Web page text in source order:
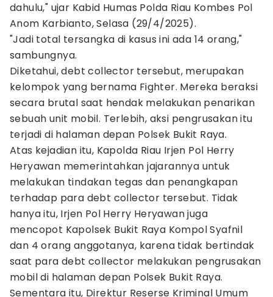
dahulu," ujar Kabid Humas Polda Riau Kombes Pol
Anom Karbianto, Selasa (29/4/2025).
"Jadi total tersangka di kasus ini ada 14 orang,"
sambungnya.
Diketahui, debt collector tersebut, merupakan
kelompok yang bernama Fighter. Mereka beraksi
secara brutal saat hendak melakukan penarikan
sebuah unit mobil. Terlebih, aksi pengrusakan itu
terjadi di halaman depan Polsek Bukit Raya.
Atas kejadian itu, Kapolda Riau Irjen Pol Herry
Heryawan memerintahkan jajarannya untuk
melakukan tindakan tegas dan penangkapan
terhadap para debt collector tersebut. Tidak
hanya itu, Irjen Pol Herry Heryawan juga
mencopot Kapolsek Bukit Raya Kompol Syafnil
dan 4 orang anggotanya, karena tidak bertindak
saat para debt collector melakukan pengrusakan
mobil di halaman depan Polsek Bukit Raya.
Sementara itu, Direktur Reserse Kriminal Umum